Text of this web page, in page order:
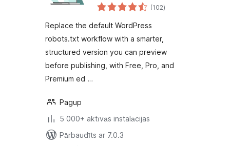
Control & Bot(102vērtējumu
kopsumma
)
Replace the default WordPress
robots.txt workflow with a smarter,
structured version you can preview
before publishing, with Free, Pro, and
Premium ed …
Pagup
5 000+ aktīvās instalācijas
Pārbaudīts ar 7.0.3